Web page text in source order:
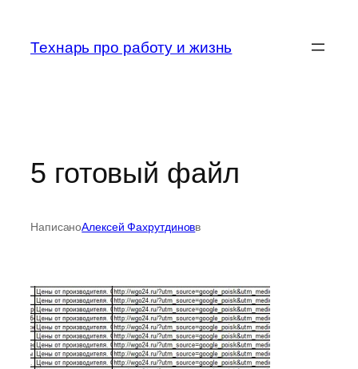
содержимому
Технарь про работу и жизнь
5 готовый файл
НаписаноАлексей Фахрутдиновв